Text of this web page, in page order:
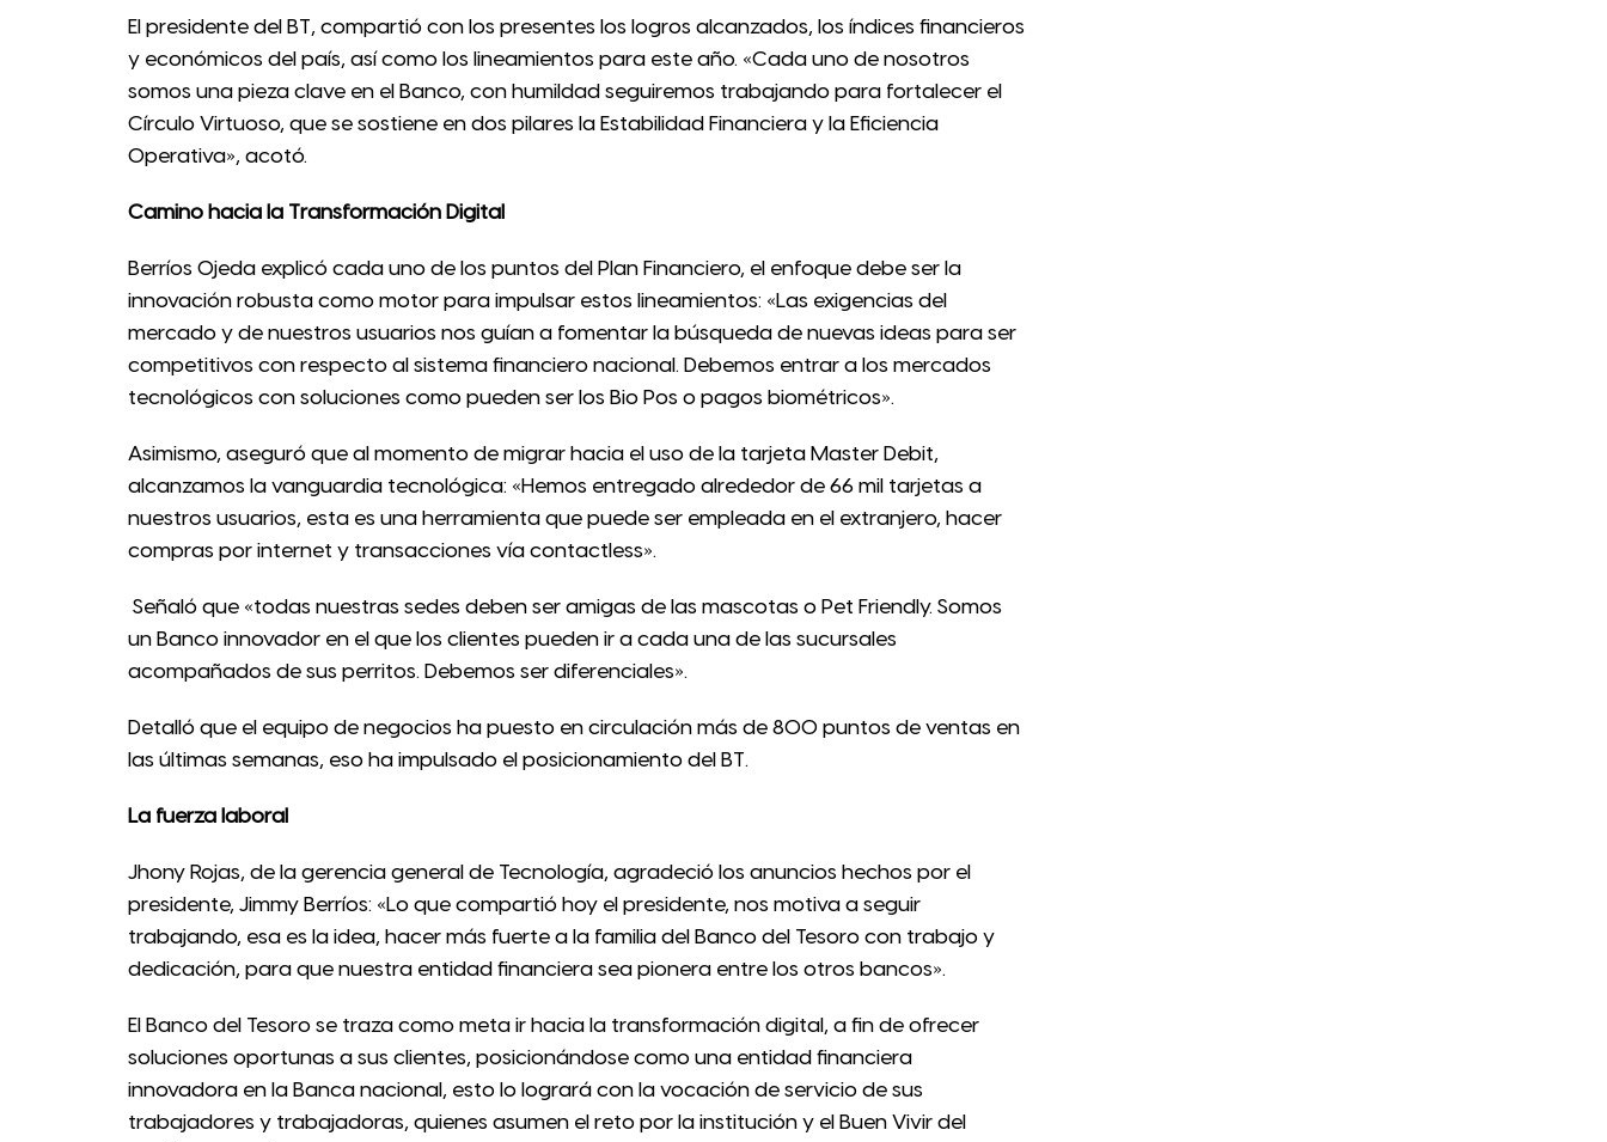
El presidente del BT, compartió con los presentes los logros alcanzados, los índices financieros
y económicos del país, así como los lineamientos para este año. «Cada uno de nosotros
somos una pieza clave en el Banco, con humildad seguiremos trabajando para fortalecer el
Círculo Virtuoso, que se sostiene en dos pilares la Estabilidad Financiera y la Eficiencia
Operativa», acotó.
Camino hacia la Transformación Digital
Berríos Ojeda explicó cada uno de los puntos del Plan Financiero, el enfoque debe ser la
innovación robusta como motor para impulsar estos lineamientos: «Las exigencias del
mercado y de nuestros usuarios nos guían a fomentar la búsqueda de nuevas ideas para ser
competitivos con respecto al sistema financiero nacional. Debemos entrar a los mercados
tecnológicos con soluciones como pueden ser los Bio Pos o pagos biométricos».
Asimismo, aseguró que al momento de migrar hacia el uso de la tarjeta Master Debit,
alcanzamos la vanguardia tecnológica: «Hemos entregado alrededor de 66 mil tarjetas a
nuestros usuarios, esta es una herramienta que puede ser empleada en el extranjero, hacer
compras por internet y transacciones vía contactless».
Señaló que «todas nuestras sedes deben ser amigas de las mascotas o Pet Friendly. Somos
un Banco innovador en el que los clientes pueden ir a cada una de las sucursales
acompañados de sus perritos. Debemos ser diferenciales».
Detalló que el equipo de negocios ha puesto en circulación más de 800 puntos de ventas en
las últimas semanas, eso ha impulsado el posicionamiento del BT.
La fuerza laboral
Jhony Rojas, de la gerencia general de Tecnología, agradeció los anuncios hechos por el
presidente, Jimmy Berríos: «Lo que compartió hoy el presidente, nos motiva a seguir
trabajando, esa es la idea, hacer más fuerte a la familia del Banco del Tesoro con trabajo y
dedicación, para que nuestra entidad financiera sea pionera entre los otros bancos».
El Banco del Tesoro se traza como meta ir hacia la transformación digital, a fin de ofrecer
soluciones oportunas a sus clientes, posicionándose como una entidad financiera
innovadora en la Banca nacional, esto lo logrará con la vocación de servicio de sus
trabajadores y trabajadoras, quienes asumen el reto por la institución y el Buen Vivir del